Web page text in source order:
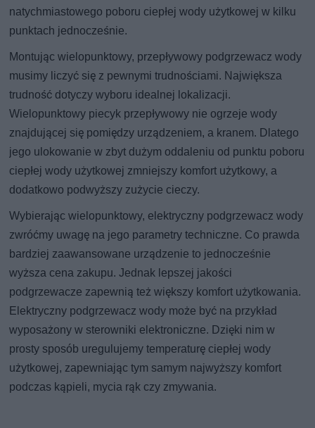
natychmiastowego poboru ciepłej wody użytkowej w kilku
punktach jednocześnie.
Montując wielopunktowy, przepływowy podgrzewacz wody
musimy liczyć się z pewnymi trudnościami. Największa
trudność dotyczy wyboru idealnej lokalizacji.
Wielopunktowy piecyk przepływowy nie ogrzeje wody
znajdującej się pomiędzy urządzeniem, a kranem. Dlatego
jego ulokowanie w zbyt dużym oddaleniu od punktu poboru
ciepłej wody użytkowej zmniejszy komfort użytkowy, a
dodatkowo podwyższy zużycie cieczy.
Wybierając wielopunktowy, elektryczny podgrzewacz wody
zwróćmy uwagę na jego parametry techniczne. Co prawda
bardziej zaawansowane urządzenie to jednocześnie
wyższa cena zakupu. Jednak lepszej jakości
podgrzewacze zapewnią też większy komfort użytkowania.
Elektryczny podgrzewacz wody może być na przykład
wyposażony w sterowniki elektroniczne. Dzięki nim w
prosty sposób uregulujemy temperaturę ciepłej wody
użytkowej, zapewniając tym samym najwyższy komfort
podczas kąpieli, mycia rąk czy zmywania.